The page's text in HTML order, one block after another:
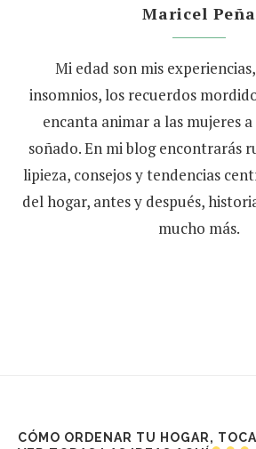
Maricel Peña
Mi edad son mis
insomnios, los recuerdos
encanta animar a las mujeres
soñado. En mi blog encontrarás
lipieza, consejos y tendencias
del hogar, antes y después,
mucho más.
CÓMO ORDENAR TU HOGAR,